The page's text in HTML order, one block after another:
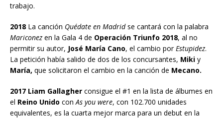
trabajo.
2018 La canción Quédate en Madridse cantará con la palabra
Mariconez en la Gala 4 de Operación Triunfo 2018, al no
permitir su autor, José María Cano, el cambio por Estupidez.
La petición había salido de dos de los concursantes, Miki y
María, que solicitaron el cambio en la canción de Mecano.
2017 Liam Gallagher consigue el #1 en la lista de álbumes en
el Reino Unido con As you were, con 102.700 unidades
equivalentes, es la cuarta mejor marca para un debut en la